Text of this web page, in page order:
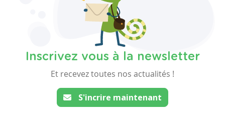
Inscrivez vous à la newsletter
Et recevez toutes nos actualités !
S'incrire maintenant